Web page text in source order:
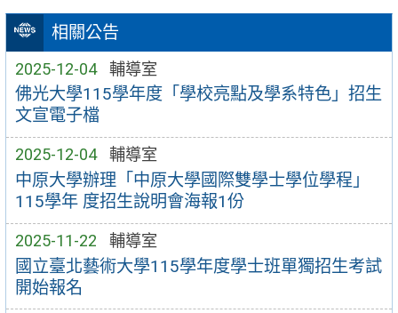
相關公告
2025-12-04 輔導室
佛光大學115學年度「學校亮點及學系特色」招生
文宣電子檔
2025-12-04 輔導室
中原大學辦理「中原大學國際雙學士學位學程」
115學年 度招生說明會海報1份
2025-11-22 輔導室
國立臺北藝術大學115學年度學士班單獨招生考試
開始報名